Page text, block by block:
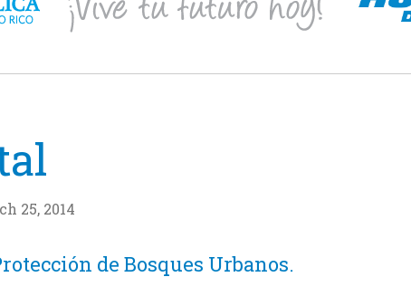
25, 2014
de Bosques Urbanos.